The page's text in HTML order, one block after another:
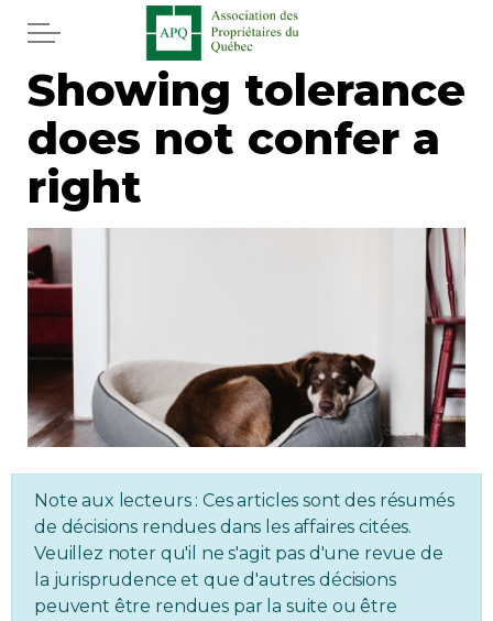
Skip to main content
Home
Services
News
Newspaper
Word of the editor
Legal
Regulation
Condo
Showing tolerance
does not confer a
right
Note aux lecteurs : Ces articles sont des résumés
de décisions rendues dans les affaires citées.
Veuillez noter qu'il ne s'agit pas d'une revue de
la jurisprudence et que d'autres décisions
peuvent être rendues par la suite ou être